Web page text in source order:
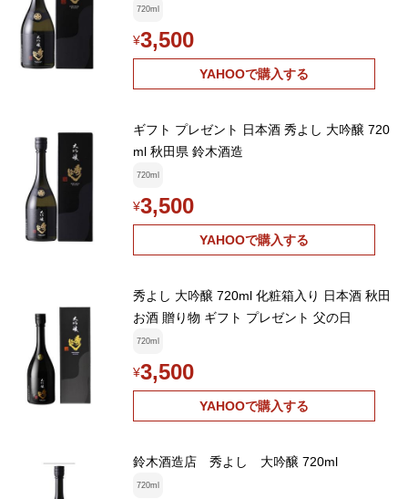
720ml
¥3,500
YAHOOで購入する
ギフト プレゼント 日本酒 秀よし 大吟醸 720
ml 秋田県 鈴木酒造
720ml
¥3,500
YAHOOで購入する
秀よし 大吟醸 720ml 化粧箱入り 日本酒 秋田
お酒 贈り物 ギフト プレゼント 父の日
720ml
¥3,500
YAHOOで購入する
鈴木酒造店 秀よし 大吟醸 720ml
720ml